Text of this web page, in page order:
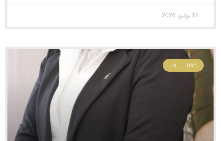
18 يوليو، 2026
اعلانـــــــات